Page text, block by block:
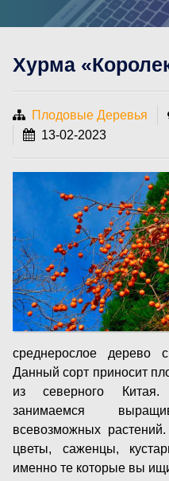
Хурма
Плодовые Деревья
13-02-2023
среднерослое дерево
Данный сорт приносит
из северного
занимаемся
всевозможных
цветы, саженцы,
именно те которые вы